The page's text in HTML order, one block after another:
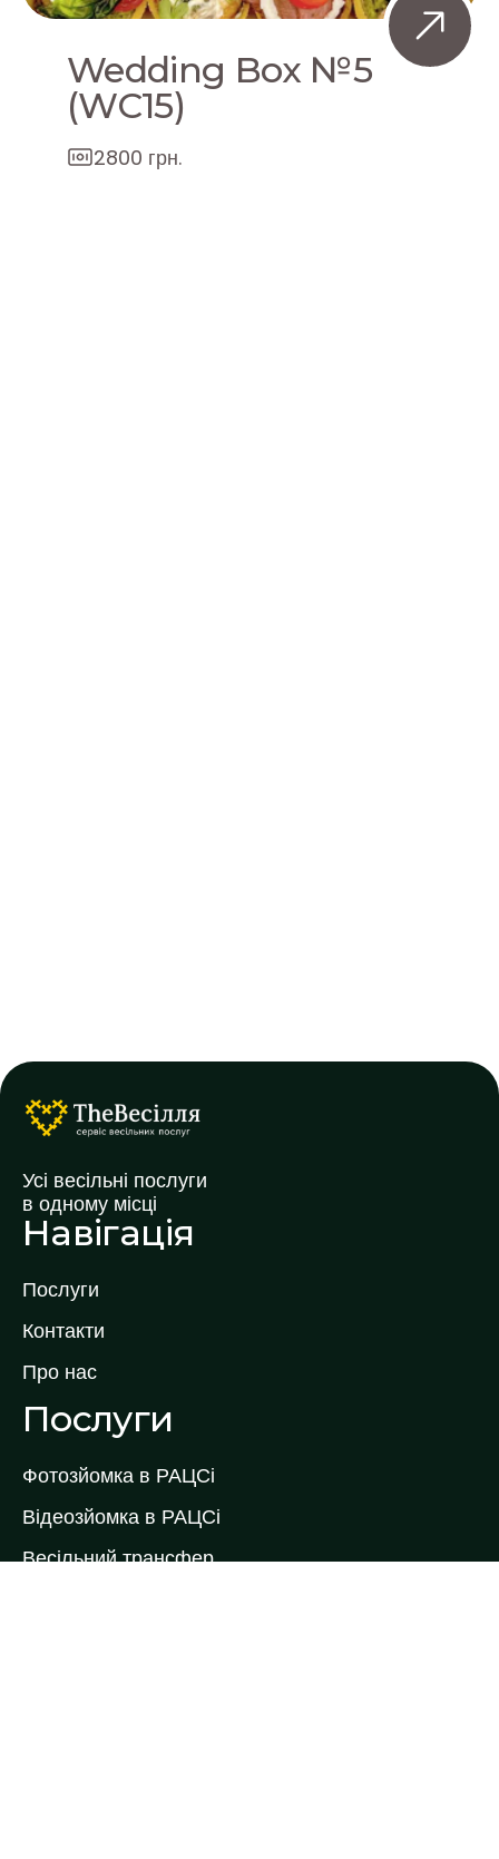
Wedding Box №5
(WC15)
2800 грн.
Усі весільні послуги
в одному місці
Навігація
Послуги
Контакти
Про нас
Послуги
Фотозйомка в РАЦСі
Відеозйомка в РАЦСі
Весільний трансфер